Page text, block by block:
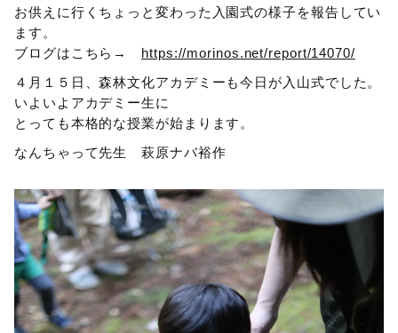
お供えに行くちょっと変わった入園式の様子を報告してい
ます。
ブログはこちら→ https://morinos.net/report/14070/
４月１５日、森林文化アカデミーも今日が入山式でした。
いよいよアカデミー生に
とっても本格的な授業が始まります。
なんちゃって先生 萩原ナバ裕作